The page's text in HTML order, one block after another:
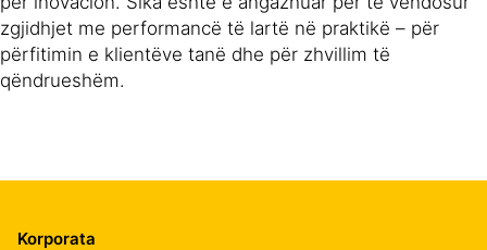
zgjidhjet me performancë të lartë në praktikë – për
përfitimin e klientëve tanë dhe për zhvillim të
qëndrueshëm.
Korporata